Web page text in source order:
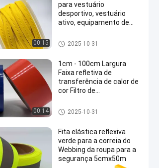
00:15
para vestuário
desportivo, vestuário
ativo, equipamento de
Silver Reflective Fabric
2025-10-31
00:14
1cm - 100cm Largura
Faixa refletiva de
transferência de calor de
cor Filtro de
vinil PET
Heat Transfer Reflective Tape
2025-10-31
Fita elástica reflexiva
verde para a correia do
Webbing da roupa para a
segurança 5cmx50m